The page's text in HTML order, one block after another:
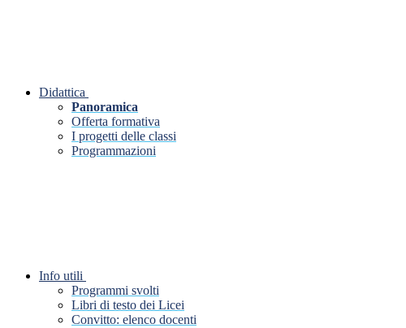
Didattica
Panoramica
Offerta formativa
I progetti delle classi
Programmazioni
Info utili
Programmi svolti
Libri di testo dei Licei
Convitto: elenco docenti